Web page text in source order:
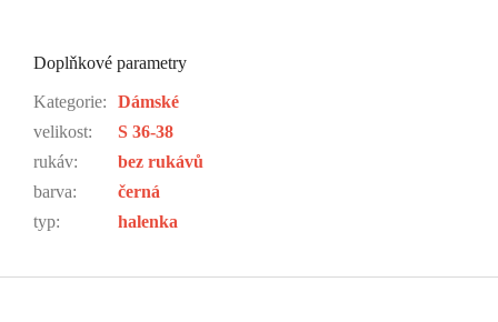
Doplňkové parametry
Kategorie:
Dámské
velikost:
S 36-38
rukáv:
bez rukávů
barva:
černá
typ: halenka